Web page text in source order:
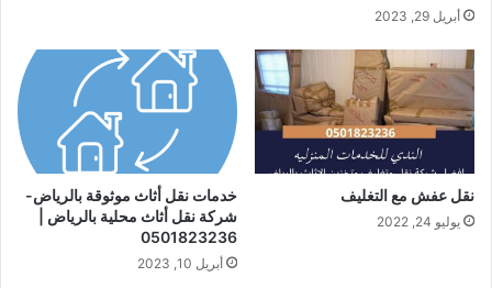
أبريل 29, 2023
نقل عفش مع التغليف
يوليو 24, 2022
خدمات نقل أثاث موثوقة بالرياض-
شركة نقل أثاث محلية بالرياض |
0501823236
أبريل 10, 2023